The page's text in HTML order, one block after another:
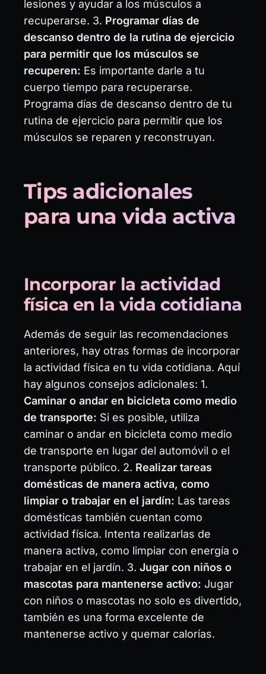
lesiones y ayudar a los músculos a
recuperarse. 3. Programar días de
descanso dentro de la rutina de ejercicio
para permitir que los músculos se
recuperen: Es importante darle a tu
cuerpo tiempo para recuperarse.
Programa días de descanso dentro de tu
rutina de ejercicio para permitir que los
músculos se reparen y reconstruyan.
Tips adicionales
para una vida activa
Incorporar la actividad
física en la vida cotidiana
Además de seguir las recomendaciones
anteriores, hay otras formas de incorporar
la actividad física en tu vida cotidiana. Aquí
hay algunos consejos adicionales: 1.
Caminar o andar en bicicleta como medio
de transporte: Si es posible, utiliza
caminar o andar en bicicleta como medio
de transporte en lugar del automóvil o el
transporte público. 2. Realizar tareas
domésticas de manera activa, como
limpiar o trabajar en el jardín: Las tareas
domésticas también cuentan como
actividad física. Intenta realizarlas de
manera activa, como limpiar con energía o
trabajar en el jardín. 3. Jugar con niños o
mascotas para mantenerse activo: Jugar
con niños o mascotas no solo es divertido,
también es una forma excelente de
mantenerse activo y quemar calorías.